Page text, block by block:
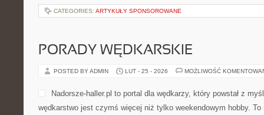
CATEGORIES: ARTYKUŁY SPONSOROWANE
PORADY WĘDKARSKIE
POSTED BY ADMIN LUT - 25 - 2026 MOŻLIWOŚĆ
Nadorsze-haller.pl to portal dla wędkarzy, który powstał z
wędkarstwo jest czymś więcej niż tylko weekendowym hobby.